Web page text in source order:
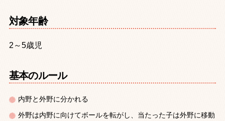
対象年齢
2～5歳児
基本のルール
内野と外野に分かれる
外野は内野に向けてボールを転がし、当たった子は外野に移動